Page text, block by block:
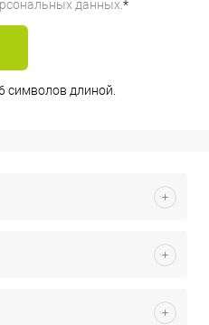
данных. *
символов длиной.